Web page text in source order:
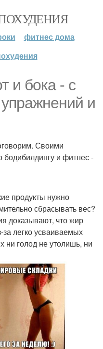
фитнес дома
и бока - с
и
Своими
бодибилдингу и фитнес -
продукты нужно
сбрасывать вес?
доказывают, что жир
за легко усваиваемых
ни голод не утолишь, ни